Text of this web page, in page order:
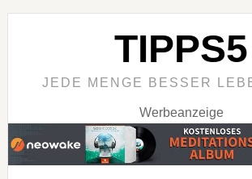
TIPPS5
JEDE MENGE BESSER
Werbeanzeige